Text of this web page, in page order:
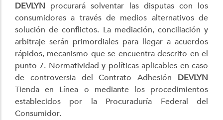
DEVLYN procurará solventar las disputas con los
consumidores a través de medios alternativos de
solución de conflictos. La mediación, conciliación y
arbitraje serán primordiales para llegar a acuerdos
rápidos, mecanismo que se encuentra descrito en el
punto 7. Normatividad y políticas aplicables en caso
de controversia del Contrato Adhesión DEVLYN
Tienda en Línea o mediante los procedimientos
establecidos por la Procuraduría Federal del
Consumidor.